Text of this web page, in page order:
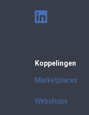
Koppelingen
Marketplaces
Webshops